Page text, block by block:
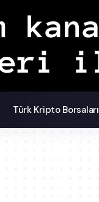
Türk Kripto Borsaları